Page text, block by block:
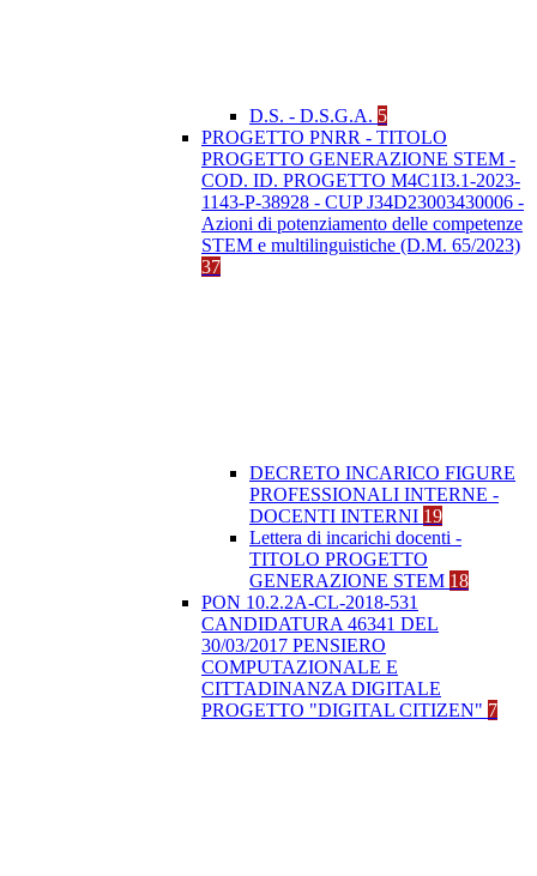
D.S. - D.S.G.A. 5
PROGETTO PNRR - TITOLO
PROGETTO GENERAZIONE STEM -
COD. ID. PROGETTO M4C1I3.1-2023-
1143-P-38928 - CUP J34D23003430006 -
Azioni di potenziamento delle competenze
STEM e multilinguistiche (D.M. 65/2023)
37
DECRETO INCARICO FIGURE
PROFESSIONALI INTERNE -
DOCENTI INTERNI 19
Lettera di incarichi docenti -
TITOLO PROGETTO
GENERAZIONE STEM 18
PON 10.2.2A-CL-2018-531
CANDIDATURA 46341 DEL
30/03/2017 PENSIERO
COMPUTAZIONALE E
CITTADINANZA DIGITALE
PROGETTO "DIGITAL CITIZEN" 7